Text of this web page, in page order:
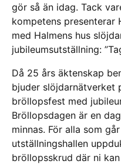
gör så än idag. Tack
kompetens presenterar
med Halmens hus
jubileumsutställning:
Då 25 års äktenskap
bjuder slöjdarnätverket
bröllopsfest med
Bröllopsdagen är en
minnas. För alla som
utställningshallen
bröllopsskrud där ni